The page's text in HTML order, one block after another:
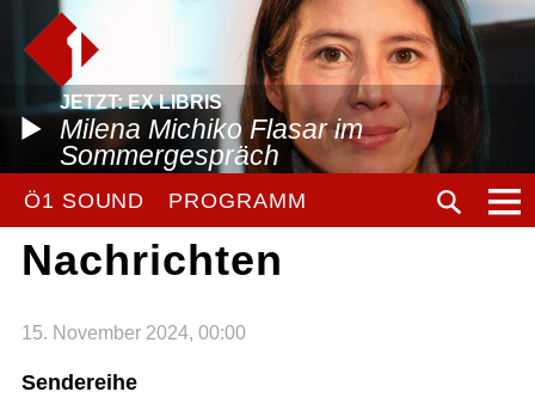
JETZT: EX LIBRIS
Milena Michiko Flasar im
Sommergespräch
Ö1 SOUND PROGRAMM
Nachrichten
15. November 2024, 00:00
Sendereihe